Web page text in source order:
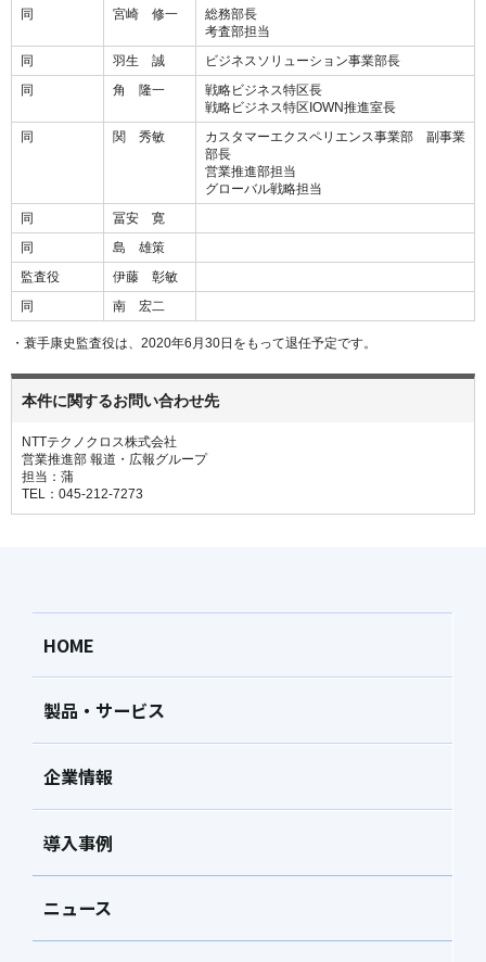
同
宮崎 修一
総務部長
考査部担当
同
羽生 誠
ビジネスソリューション事業部長
同
角 隆一
戦略ビジネス特区長
戦略ビジネス特区IOWN推進室長
同
関 秀敏
カスタマーエクスペリエンス事業部 副事業
部長
営業推進部担当
グローバル戦略担当
同
冨安 寛
同
島 雄策
監査役
伊藤 彰敏
同
南 宏二
・蓑手康史監査役は、2020年6月30日をもって退任予定です。
本件に関するお問い合わせ先
NTTテクノクロス株式会社
営業推進部 報道・広報グループ
担当：蒲
TEL：045-212-7273
HOME
製品・サービス
企業情報
導入事例
ニュース